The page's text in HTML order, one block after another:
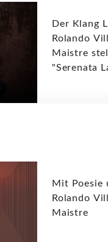
Der Klang
Rolando
Maistre
"Serenata
Mit Poesie
Rolando
Maistre